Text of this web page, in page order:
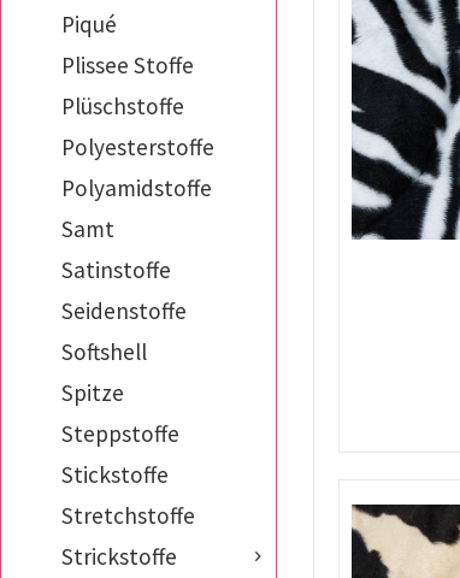
Piqué
Plissee Stoffe
Plüschstoffe
Polyesterstoffe
Polyamidstoffe
Samt
Satinstoffe
Seidenstoffe
Softshell
Spitze
Steppstoffe
Stickstoffe
Stretchstoffe
Strickstoffe